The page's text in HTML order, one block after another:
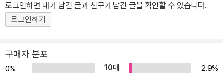
드를 찍어서 동영상을 함께 보며 책을 따라 할 수 있습니다. 한국어판
번역서에 한국 독자만을 위한 부록을 추가했습니다. - BOOTH 활용
로그인하면 내가 남긴 글과 친구가 남긴 글을 확인할 수 있습니다.
로그인하기
구매자 분포
0% 10대
2.9%